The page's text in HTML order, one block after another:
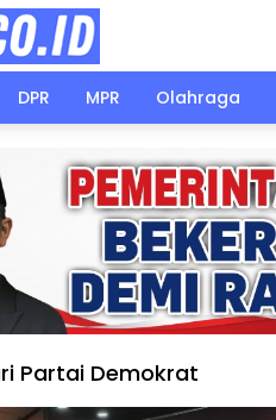
DPR MPR Olahraga
Partai Demokrat